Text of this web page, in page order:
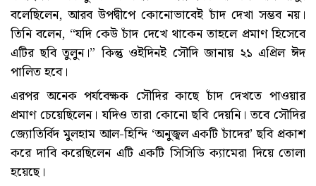
বলেছিলেন, আরব উপদ্বীপে কোনোভাবেই চাঁদ দেখা সম্ভব নয়।
তিনি বলেন, “যদি কেউ চাঁদ দেখে থাকেন তাহলে প্রমাণ হিসেবে
এটির ছবি তুলুন।” কিন্তু ওইদিনই সৌদি জানায় ২১ এপ্রিল ঈদ
পালিত হবে।
এরপর অনেক পর্যবেক্ষক সৌদির কাছে চাঁদ দেখতে পাওয়ার
প্রমাণ চেয়েছিলেন। যদিও তারা কোনো ছবি দেয়নি। তবে সৌদির
জ্যোতির্বিদ মুলহাম আল-হিন্দি ‘অনুজ্বল একটি চাঁদের’ ছবি প্রকাশ
করে দাবি করেছিলেন এটি একটি সিসিডি ক্যামেরা দিয়ে তোলা
হয়েছে।